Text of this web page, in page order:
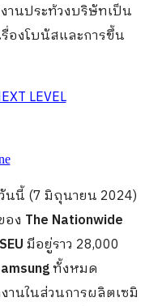
านประท้วงบริษัทเป็น
องโบนัสและการขึ้น
นนี้ (7 มิถุนายน 2024)
อง The Nationwide
มีอยู่ราว 28,000
ทั้งหมด
นในส่วนการผลิตเซมิ